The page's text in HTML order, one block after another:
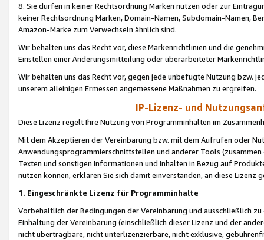
8. Sie dürfen in keiner Rechtsordnung Marken nutzen oder zur
keiner Rechtsordnung Marken, Domain-Namen, Subdomain-Namen,
Amazon-Marke zum Verwechseln ähnlich sind.
Wir behalten uns das Recht vor, diese Markenrichtlinien und die
Einstellen einer Änderungsmitteilung oder überarbeiteter
Wir behalten uns das Recht vor, gegen jede unbefugte Nutzung bzw.
unserem alleinigen Ermessen angemessene Maßnahmen zu ergreifen.
IP-Lizenz- und
Diese Lizenz regelt Ihre Nutzung von Programminhalten im
Mit dem Akzeptieren der Vereinbarung bzw. mit dem Aufrufen oder
Anwendungsprogrammierschnittstellen und anderer Tools (zusammen
Texten und sonstigen Informationen und Inhalten in Bezug auf
nutzen können, erklären Sie sich damit einverstanden, an diese Lizenz
1. Eingeschränkte Lizenz für Programminhalte
Vorbehaltlich der Bedingungen der Vereinbarung und ausschließlich
Einhaltung der Vereinbarung (einschließlich dieser Lizenz und der
nicht übertragbare, nicht unterlizenzierbare, nicht exklusive,